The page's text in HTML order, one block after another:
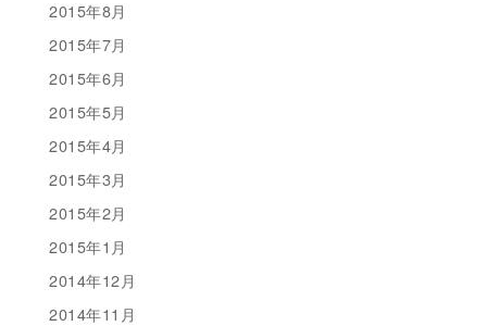
2015年8月
2015年7月
2015年6月
2015年5月
2015年4月
2015年3月
2015年2月
2015年1月
2014年12月
2014年11月